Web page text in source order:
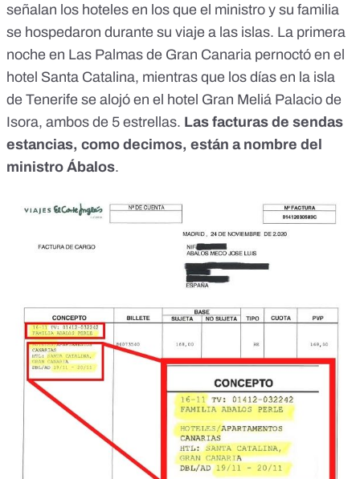
señalan los hoteles en los que el ministro y su familia
se hospedaron durante su viaje a las islas. La primera
noche en Las Palmas de Gran Canaria pernoctó en el
hotel Santa Catalina, mientras que los días en la isla
de Tenerife se alojó en el hotel Gran Meliá Palacio de
Isora, ambos de 5 estrellas. Las facturas de sendas
estancias, como decimos, están a nombre del
ministro Ábalos.